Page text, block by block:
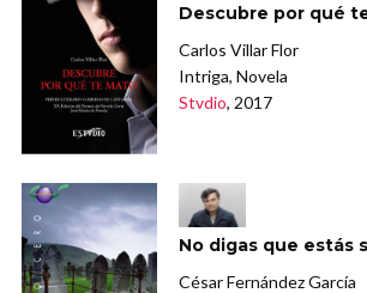
Descubre por qué
Carlos Villar Flor
Intriga, Novela
Stvdio, 2017
No digas que estás
César Fernández García